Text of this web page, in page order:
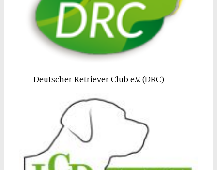
Deutscher Retriever Club e.V. (DRC)